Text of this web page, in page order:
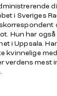
i Sveriges
. Hun har
i Uppsala.
kvinnelige
verdens mest